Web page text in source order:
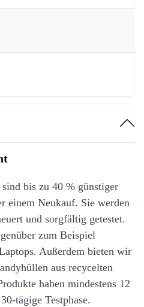
bis zu 40 % günstiger
einem Neukauf. Sie werden
und sorgfältig getestet.
zum Beispiel
Außerdem bieten wir
aus recycelten
haben mindestens 12
tägige Testphase.